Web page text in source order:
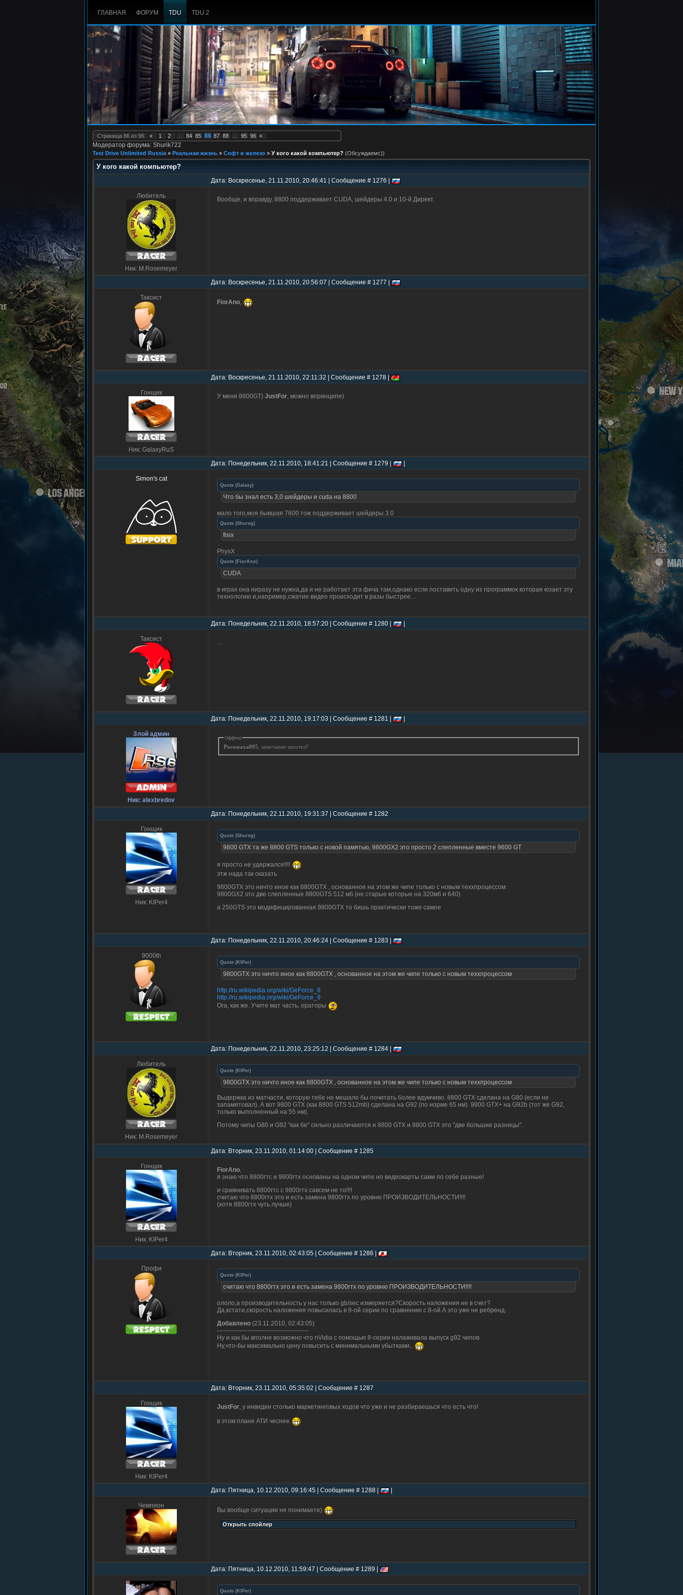
ГЛАВНАЯ ФОРУМ TDU TDU 2
Страница 86 из 96 « 1 2 84 85 86 87 88 95 96 »
Модератор форума: Shurik722
Test Drive Unlimited Russia » Реальная жизнь » Софт и железо » У кого какой компьютер? (Обсуждаемс))
У кого какой компьютер?
Дата: Воскресенье, 21.11.2010, 20:46:41 | Сообщение # 1276 |
Любитель
Ник: M.Rosemeyer
Вообще, и вправду, 8800 поддерживает CUDA, шейдеры 4.0 и 10-й Директ.
Дата: Воскресенье, 21.11.2010, 20:56:07 | Сообщение # 1277 |
Таксист
FiorAno,
Дата: Воскресенье, 21.11.2010, 22:11:32 | Сообщение # 1278 |
Гонщик
Ник: GalaxyRuS
У меня 8800GT) JustFor, можно впринципе)
Дата: Понедельник, 22.11.2010, 18:41:21 | Сообщение # 1279 |
Simon's cat
Quote (Galaxy)
Что бы знал есть 3,0 шейдеры и cuda на 8800
мало того,моя бывшая 7600 тож поддерживает шейдеры 3.0
Quote (Shureg)
fisix
PhysX
Quote ( FiorAno)
CUDA
в играх она ниразу не нужна,да и не работает эта фича там,однако если поставить одну из программок которая юзает эту
технологию и,например,сжатие видео происходит в разы быстрее…
Дата: Понедельник, 22.11.2010, 18:57:20 | Сообщение # 1280 |
Таксист …
Дата: Понедельник, 22.11.2010, 19:17:03 | Сообщение # 1281 |
Злой админ
Ник: alexbredov
Оффтоп
Росомаха095 , замечание захотел?
Дата: Понедельник, 22.11.2010, 19:31:37 | Сообщение # 1282
Гонщик
Ник: KIPer4
Quote (Shureg)
9800 GTX та же 8800 GTS только с новой памятью, 9800GX2 это просто 2 слепленные вместе 9600 GT
я просто не удержался!!!!
этж нада так сказать
9800GTX это ничто иное как 8800GTX , основанное на этом же чипе только с новым теххпроцессом
9800GX2 это две слепленные 8800GTS 512 мб (не старые которые на 320мб и 640)
а 250GTS это модифицированная 9800GTX то бишь практически тоже самое
Дата: Понедельник, 22.11.2010, 20:46:24 | Сообщение # 1283 |
9000th
Quote ( KIPer)
9800GTX это ничто иное как 8800GTX , основанное на этом же чипе только с новым теххпроцессом
http://ru.wikipedia.org/wiki/GeForce_8
http://ru.wikipedia.org/wiki/GeForce_9
Ога, как же. Учите мат часть, ораторы
Дата: Понедельник, 22.11.2010, 23:25:12 | Сообщение # 1284 |
Любитель
Ник: M.Rosemeyer
Quote ( KIPer)
9800GTX это ничто иное как 8800GTX , основанное на этом же чипе только с новым теххпроцессом
Выдержка из матчасти, которую тебе не мешало бы почитать более вдумчиво. 8800 GTX сделана на G80 (если не
запамятовал). А вот 9800 GTX (как 8800 GTS 512mb) сделана на G92 (по норме 65 нм). 9800 GTX+ на G92b (тот же G92,
только выполненный на 55 нм).
Потому чипы G80 и G92 "как бе" сильно различаются и 8800 GTX и 9800 GTX это "две большие разницы".
Дата: Вторник, 23.11.2010, 01:14:00 | Сообщение # 1285
Гонщик
Ник: KIPer4
FiorAno,
я знаю что 8800гтс и 9800гтх основаны на одном чипе но видеокарты сами по себе разные!
и сравнивать 8800гтс с 9800гтх савсем не то!!!!
считаю что 8800гтх это и есть замена 9800гтх по уровню ПРОИЗВОДИТЕЛЬНОСТИ!!!!
(хотя 8800гтх чуть лучше)
Дата: Вторник, 23.11.2010, 02:43:05 | Сообщение # 1286 |
Профи
Quote ( KIPer)
считаю что 8800гтх это и есть замена 9800гтх по уровню ПРОИЗВОДИТЕЛЬНОСТИ!!!!
ололо,а производительность у нас только gb/sec измеряется?Скорость наложения не в счет?
Да,кстати,скорость наложения повысилась в 9-ой серии по сравнению с 8-ой.А это уже не ребренд.
Добавлено (23.11.2010, 02:43:05)
---------------------------------------------
Ну и как бы вполне возможно что nVidia с помощью 8-серии налаживала выпуск g92 чипов.
Ну,что-бы максимально цену повысить с минимальными убытками..
Дата: Вторник, 23.11.2010, 05:35:02 | Сообщение # 1287
Гонщик
Ник: KIPer4
JustFor, у инвидии столько маркетинговых ходов что уже и не разбираешься что есть что!
в этом плане АТИ чеснее
Дата: Пятница, 10.12.2010, 09:16:45 | Сообщение # 1288 |
Чемпион
Вы вообще ситуации не понимаете)
Дата: Пятница, 10.12.2010, 11:59:47 | Сообщение # 1289 |
Quote ( KIPer)